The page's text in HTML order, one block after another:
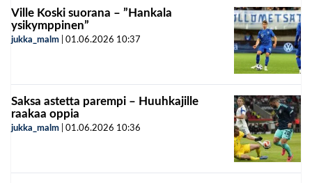
Ville Koski suorana – ”Hankala
ysikymppinen”
jukka_malm 01.06.2026 10:37
Saksa astetta parempi – Huuhkajille
raakaa oppia
jukka_malm 01.06.2026 10:36